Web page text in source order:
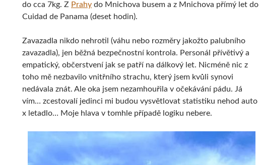
do cca 7kg. Z Prahy do Mnichova busem a z Mnichova přímý let do
Cuidad de Panama (deset hodin).
Zavazadla nikdo nehrotil (váhu nebo rozměry jakožto palubního
zavazadla), jen běžná bezpečnostní kontrola. Personál přívětivý a
empatický, občerstvení jak se patří na dálkový let. Nicméně nic z
toho mě nezbavilo vnitřního strachu, který jsem kvůli synovi
nedávala znát. Ale oka jsem nezamhouřila v očekávání pádu. Já
vím… zcestovalí jedinci mi budou vysvětlovat statistiku nehod auto
x letadlo… Moje hlava v tomhle případě logiku nebere.